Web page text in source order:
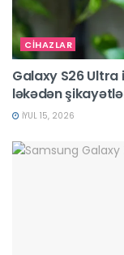
CİHAZLAR
Galaxy S26 Ultra
ləkədən
İYUL 15, 2026